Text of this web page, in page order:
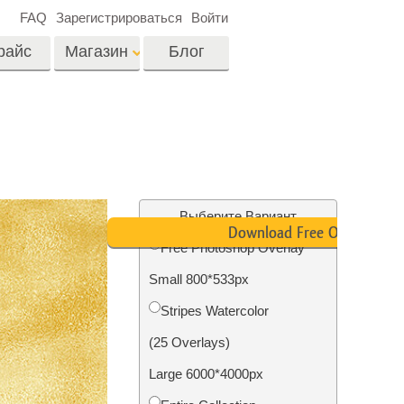
Недвижимости
Реставрация
фотографий
Магазин
Видео Оверлейсы
Блог
FAQ Зарегистрироваться Войти
Выберите Вариант
Free Photoshop Overlay
Small 800*533px
Stripes Watercolor
(25 Overlays)
Large 6000*4000px
Download Free Overlay